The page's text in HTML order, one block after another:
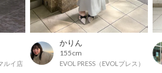
ルイ店
かりん
155cm
EVOL PRESS（EVOLプレス）